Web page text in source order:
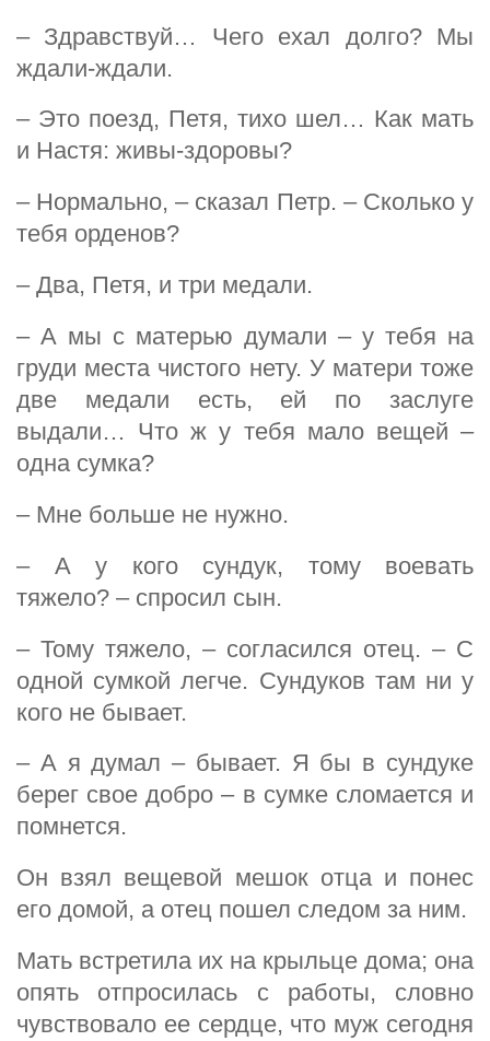
– Здравствуй… Чего ехал долго? Мы
ждали-ждали.
– Это поезд, Петя, тихо шел… Как мать
и Настя: живы-здоровы?
– Нормально, – сказал Петр. – Сколько у
тебя орденов?
– Два, Петя, и три медали.
– А мы с матерью думали – у тебя на
груди места чистого нету. У матери тоже
две медали есть, ей по заслуге
выдали… Что ж у тебя мало вещей –
одна сумка?
– Мне больше не нужно.
– А у кого сундук, тому воевать
тяжело? – спросил сын.
– Тому тяжело, – согласился отец. – С
одной сумкой легче. Сундуков там ни у
кого не бывает.
– А я думал – бывает. Я бы в сундуке
берег свое добро – в сумке сломается и
помнется.
Он взял вещевой мешок отца и понес
его домой, а отец пошел следом за ним.
Мать встретила их на крыльце дома; она
опять отпросилась с работы, словно
чувствовало ее сердце, что муж сегодня